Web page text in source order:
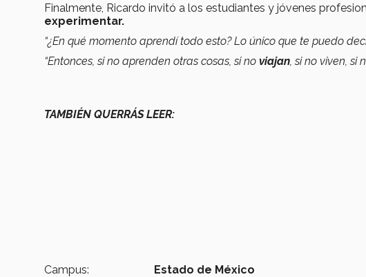
Finalmente, Ricardo invitó a los estudiantes y jóvenes
experimentar.
“¿En qué momento aprendí todo esto? Lo único que te puedo
“Entonces, si no aprenden otras cosas, si no viajan , si no viven, si
TAMBIÉN QUERRÁS LEER:
Campus:
Estado de México